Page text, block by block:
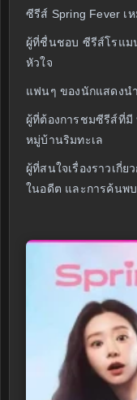
ซีรีส์ Spring Fever เ
ผู้ที่ชื่นชอบ ซีรีส์โรแม
หัวใจ
แฟนๆ ของนักแสดงน
ผู้ที่ต้องการชมซีรีส์ที่มี
หมู่บ้านริมทะเล
ผู้ที่สนใจเรื่องราวเกี่
ในอดีต และการค้นพ